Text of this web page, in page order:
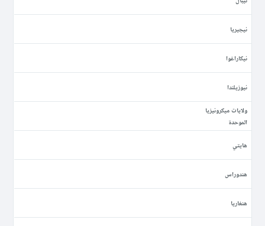
نيجيريا
نيكاراغوا
نيوزيلندا
ولايات ميكرونيزيا
الموحدة
ھايتي
ھندوراس
ھنغاريا